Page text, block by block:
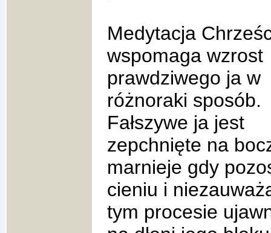
Medytacja
wspomaga wzrost
prawdziwego ja w
różnoraki sposób.
Fałszywe ja jest
zepchnięte na
marnieje gdy
cieniu i
tym procesie